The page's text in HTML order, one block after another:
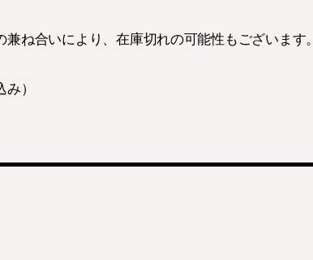
兼ね合いにより、在庫切れの可能性もございます。
）